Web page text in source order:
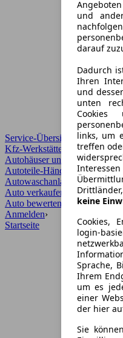
Service-Übersicht
Kfz-Werkstätten
Autohäuser und Händler
Autoteile-Händler
Autowaschanlagen
Auto verkaufen
Auto bewerten
Anmelden›
Startseite
und
darauf
Dadurch
Ihren
und
unten
Cookies
links, um
treffen
keine
Cookies,
login-
Sprache,
Ihrem
um es
einer
der hier
Sie